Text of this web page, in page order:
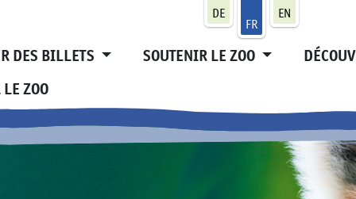
DES BILLETS SOUTENIR LE ZOO
ZOO
DE
FR
EN